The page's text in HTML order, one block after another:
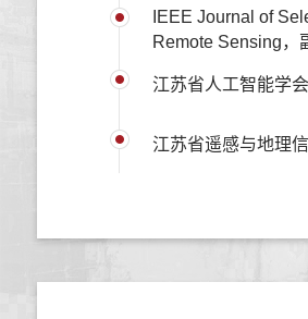
IEEE Journal of
Remote Sensing，
江苏省人工智能学
江苏省遥感与地理